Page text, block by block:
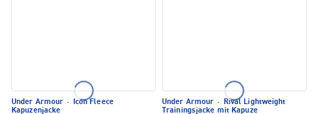
Under Armour ·
Icon Fleece
Kapuzenjacke
Under Armour ·
Rival Lightweight
Trainingsjacke mit Kapuze